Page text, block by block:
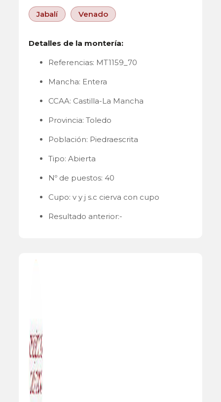
Jabalí Venado
Detalles de la montería:
Referencias: MT1159_70
Mancha: Entera
CCAA: Castilla-La Mancha
Provincia: Toledo
Población: Piedraescrita
Tipo: Abierta
Nº de puestos: 40
Cupo: v y j s.c cierva con cupo
Resultado anterior:-